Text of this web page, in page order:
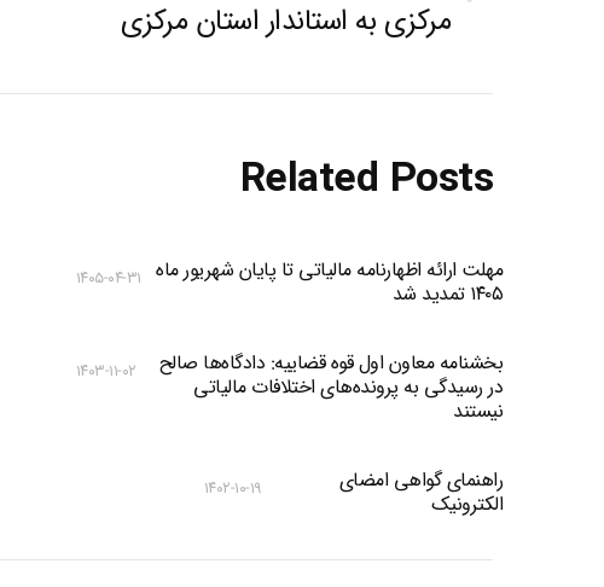
post:
مرکزی به استاندار استان مرکزی
Related Posts
مهلت ارائه اظهارنامه مالیاتی تا پایان شهریور ماه
۱۴۰۵ تمدید شد
۱۴۰۵-۰۴-۳۱
بخشنامه معاون اول قوه قضاییه: دادگاه‌‌ها صالح
در رسیدگی به پرونده‌های اختلافات مالیاتی
نیستند
۱۴۰۳-۱۱-۰۲
راهنمای گواهی امضای
الکترونیک
۱۴۰۲-۱۰-۱۹